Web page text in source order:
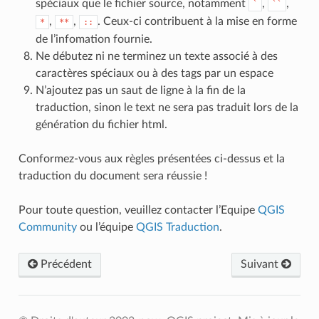
spéciaux que le fichier source, notamment ` , `` ,
* , ** , ::
. Ceux-ci contribuent à la mise en forme
de l’infomation fournie.
Ne débutez ni ne terminez un texte associé à des
caractères spéciaux ou à des tags par un espace
N’ajoutez pas un saut de ligne à la fin de la
traduction, sinon le text ne sera pas traduit lors de la
génération du fichier html.
Conformez-vous aux règles présentées ci-dessus et la
traduction du document sera réussie !
Pour toute question, veuillez contacter l’Equipe QGIS
Communityou l’équipe QGIS Traduction.
Précédent Suivant